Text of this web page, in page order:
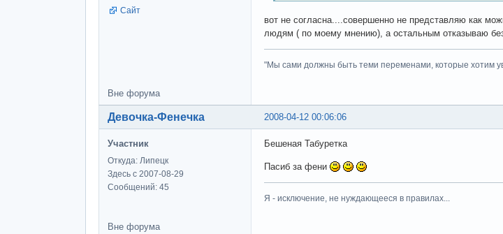
Сайт
вот не согласна....совершенно не представляю как
людям ( по моему мнению), а остальным отказываю
"Мы сами должны быть теми переменами, которые хотим
Вне форума
2008-04-12 00:06:06
Девочка-Фенечка
Участник
Откуда: Липецк
Здесь с 2007-08-29
Сообщений: 45
Бешеная Табуретка
Пасиб за фени
Я - исключение, не нуждающееся в правилах...
Вне форума